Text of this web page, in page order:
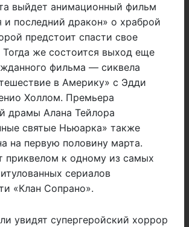
выйдет анимационный фильм
и последний дракон» о храброй
предстоит спасти свое
Тогда же состоится выход еще
фильма — сиквела
в Америку» с Эдди
Холлом. Премьера
драмы Алана Тейлора
святые Ньюарка» также
на первую половину марта.
приквелом к ​​одному из самых
сериалов
«Клан Сопрано».
увидят супергеройский хоррор